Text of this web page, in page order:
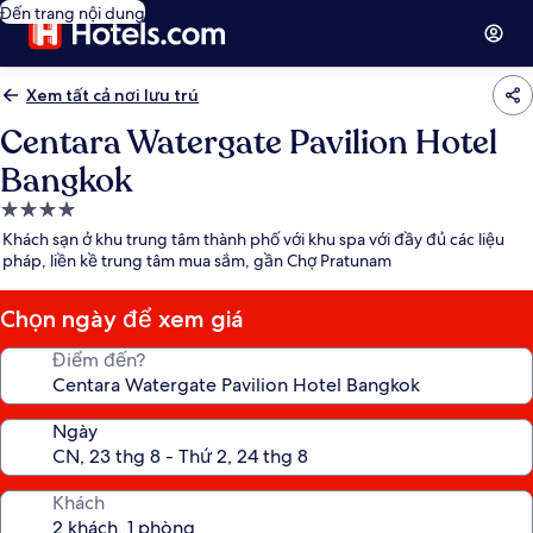
Đến trang nội dung
Xem tất cả nơi lưu trú
Centara Watergate Pavilion Hotel
Bangkok
Nơi
lưu
trú
4.0
sao
Khách sạn ở khu trung tâm thành phố với khu spa với đầy đủ các liệu
pháp, liền kề trung tâm mua sắm, gần Chợ Pratunam
Chọn ngày để xem giá
Điểm đến?
Ngày
Khách